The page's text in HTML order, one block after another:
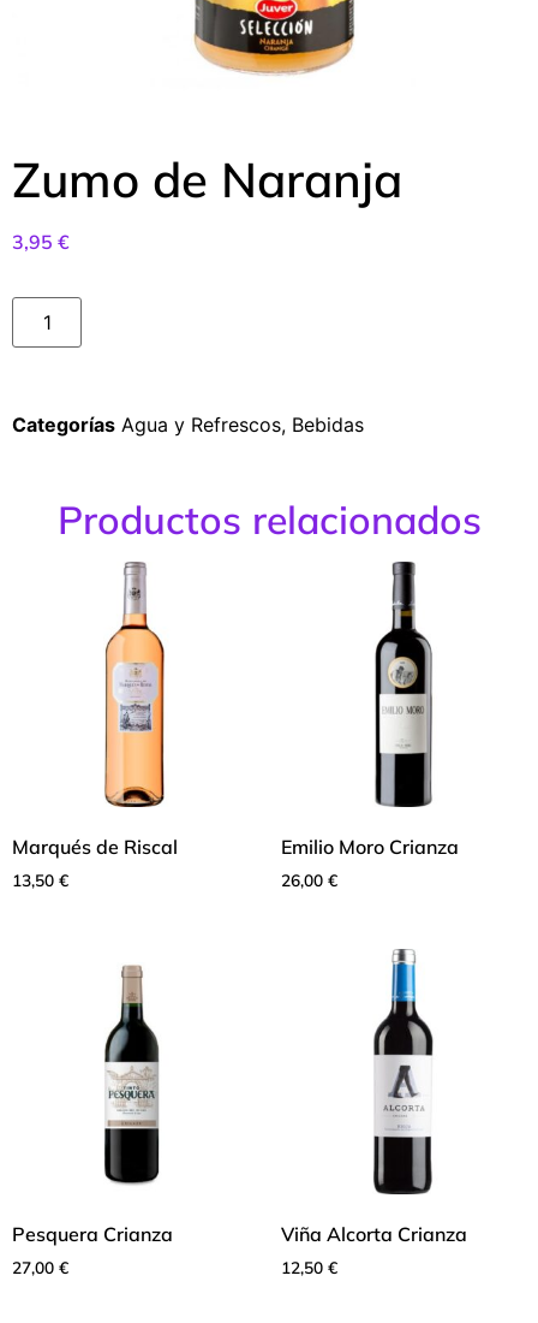
Zumo de Naranja
3,95 €
Categorías Agua y Refrescos, Bebidas
Productos relacionados
Marqués de Riscal
13,50 €
Emilio Moro Crianza
26,00 €
Pesquera Crianza
27,00 €
Viña Alcorta Crianza
12,50 €